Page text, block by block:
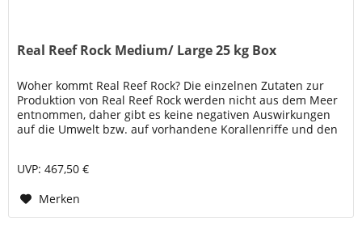
Real Reef Rock Medium/ Large 25 kg Box
Woher kommt Real Reef Rock? Die einzelnen Zutaten zur
Produktion von Real Reef Rock werden nicht aus dem Meer
entnommen, daher gibt es keine negativen Auswirkungen
auf die Umwelt bzw. auf vorhandene Korallenriffe und den
UVP: 467,50 €
Merken